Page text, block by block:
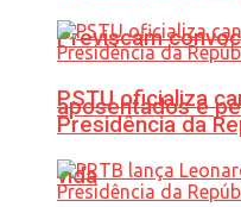
Previscam
aposentados e
vida
PSTU oficializa
Presidência da